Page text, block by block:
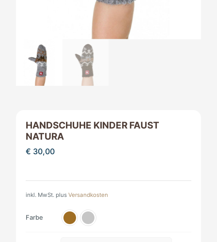
HANDSCHUHE KINDER FAUST
NATURA
€ 30,00
inkl. MwSt. plus Versandkosten
Farbe